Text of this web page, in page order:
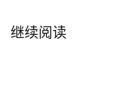
继续阅读